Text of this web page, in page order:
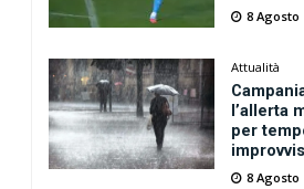
8 Agosto
Attualità
l’allerta
per
8 Agosto